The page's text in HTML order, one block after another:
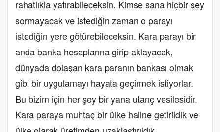
rahatlıkla yatırabileceksin. Kimse sana hiçbir şey
sormayacak ve istediğin zaman o parayı
istediğin yere götürebileceksin. Kara parayı bir
anda banka hesaplarına girip aklayacak,
dünyada dolaşan kara paranın bankası olmak
gibi bir uygulamayı hayata geçirmek istiyorlar.
Bu bizim için her şey bir yana utanç vesilesidir.
Kara paraya muhtaç bir ülke haline getirildik ve